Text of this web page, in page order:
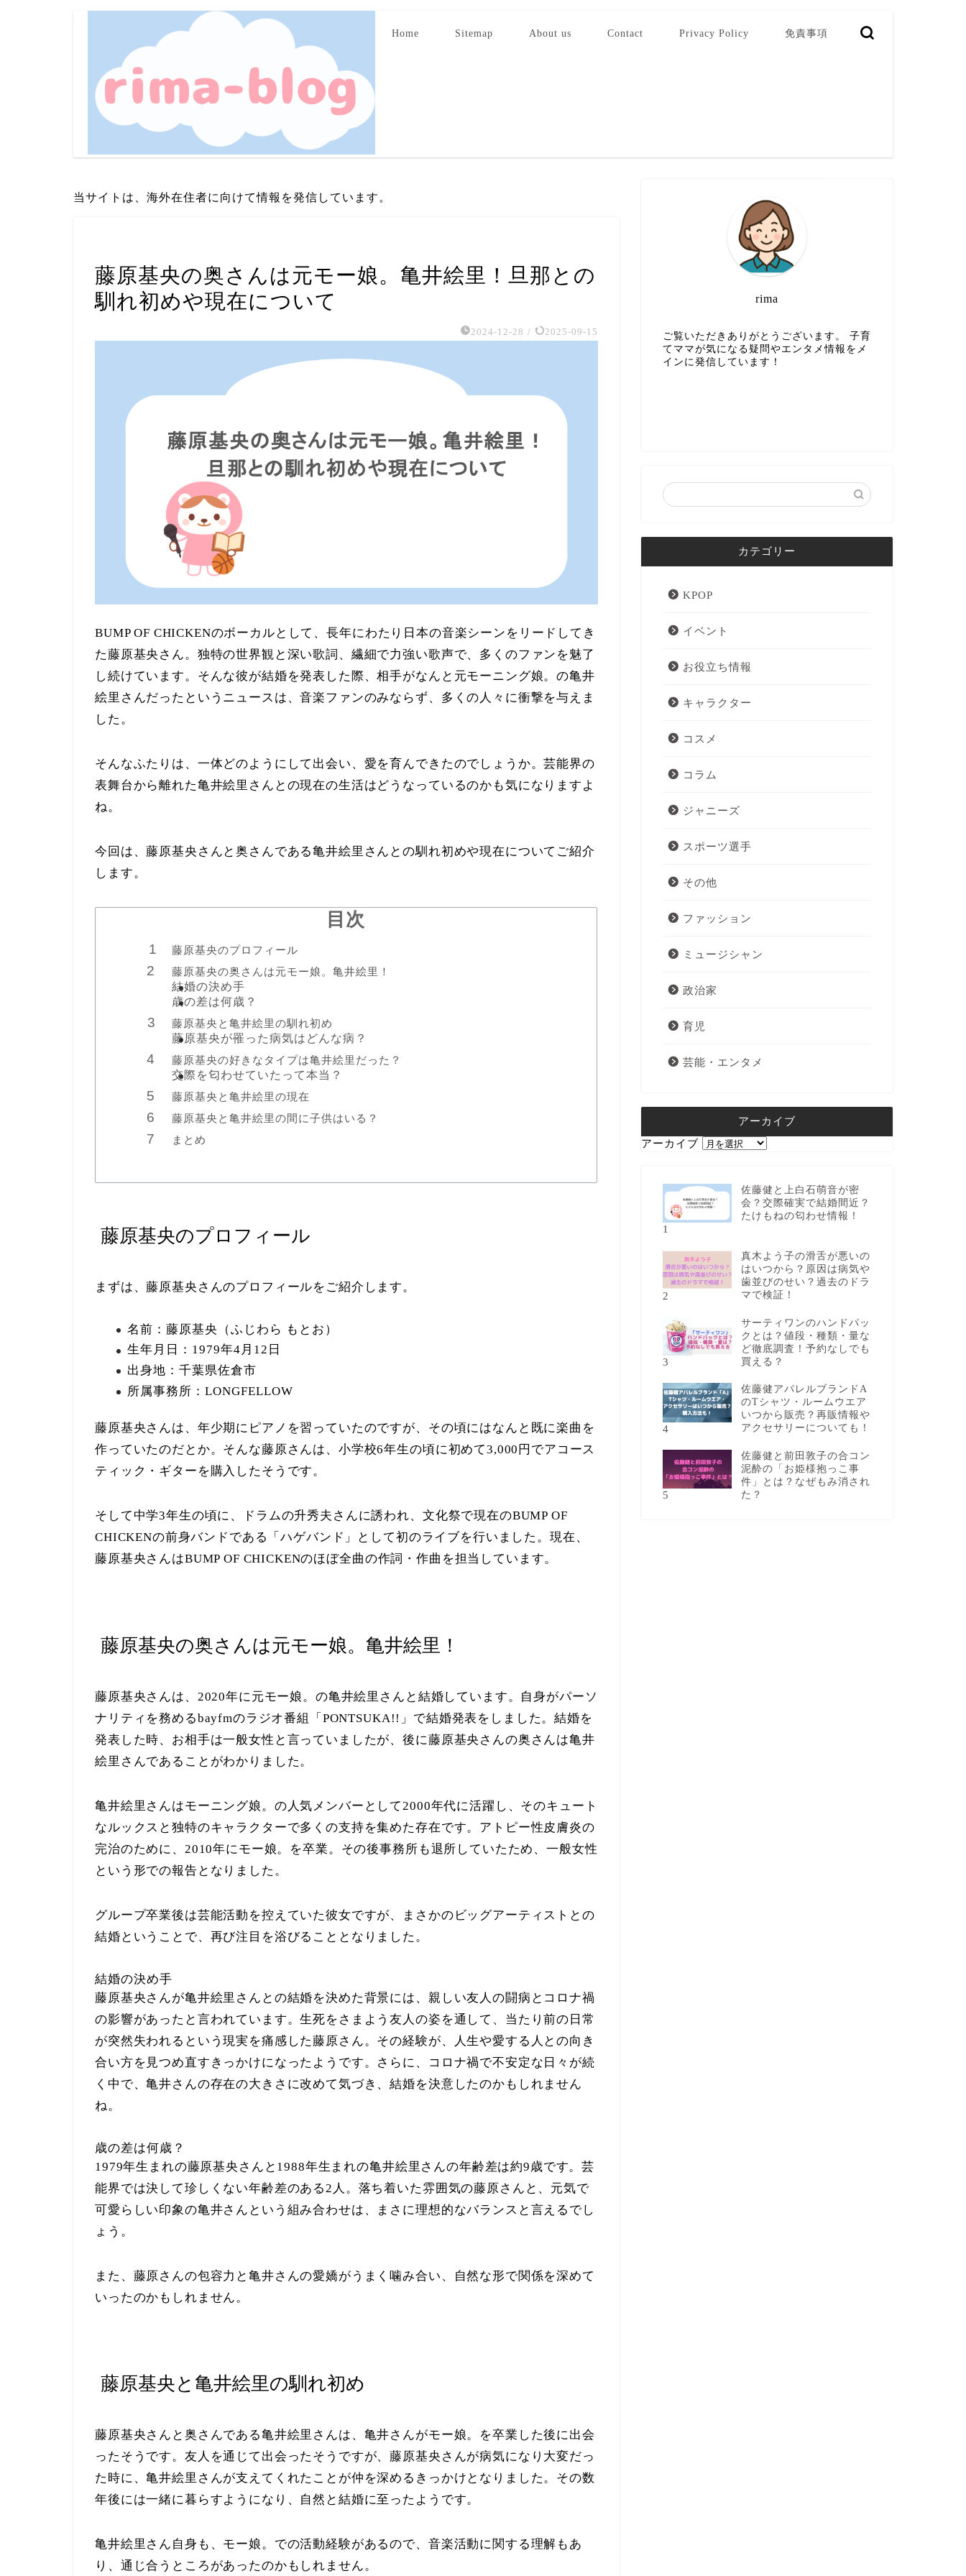
Home Sitemap About us Contact Privacy Policy 免責事項
当サイトは、海外在住者に向けて情報を発信しています。
藤原基央の奥さんは元モー娘。亀井絵里！旦那との
馴れ初めや現在について
2024-12-28 / 2025-09-15
BUMP OF CHICKENのボーカルとして、長年にわたり日本の音楽シーンをリードしてき
た藤原基央さん。独特の世界観と深い歌詞、繊細で力強い歌声で、多くのファンを魅了
し続けています。そんな彼が結婚を発表した際、相手がなんと元モーニング娘。の亀井
絵里さんだったというニュースは、音楽ファンのみならず、多くの人々に衝撃を与えま
した。
そんなふたりは、一体どのようにして出会い、愛を育んできたのでしょうか。芸能界の
表舞台から離れた亀井絵里さんとの現在の生活はどうなっているのかも気になりますよ
ね。
今回は、藤原基央さんと奥さんである亀井絵里さんとの馴れ初めや現在についてご紹介
します。
目次
藤原基央のプロフィール
藤原基央の奥さんは元モー娘。亀井絵里！
結婚の決め手
歳の差は何歳？
藤原基央と亀井絵里の馴れ初め
藤原基央が罹った病気はどんな病？
藤原基央の好きなタイプは亀井絵里だった？
交際を匂わせていたって本当？
藤原基央と亀井絵里の現在
藤原基央と亀井絵里の間に子供はいる？
まとめ
藤原基央のプロフィール
まずは、藤原基央さんのプロフィールをご紹介します。
名前：藤原基央（ふじわら もとお）
生年月日：1979年4月12日
出身地：千葉県佐倉市
所属事務所：LONGFELLOW
藤原基央さんは、年少期にピアノを習っていたのですが、その頃にはなんと既に楽曲を
作っていたのだとか。そんな藤原さんは、小学校6年生の頃に初めて3,000円でアコース
ティック・ギターを購入したそうです。
そして中学3年生の頃に、ドラムの升秀夫さんに誘われ、文化祭で現在のBUMP OF
CHICKENの前身バンドである「ハゲバンド」として初のライブを行いました。現在、
藤原基央さんはBUMP OF CHICKENのほぼ全曲の作詞・作曲を担当しています。
藤原基央の奥さんは元モー娘。亀井絵里！
藤原基央さんは、2020年に元モー娘。の亀井絵里さんと結婚しています。自身がパーソ
ナリティを務めるbayfmのラジオ番組「PONTSUKA!!」で結婚発表をしました。結婚を
発表した時、お相手は一般女性と言っていましたが、後に藤原基央さんの奥さんは亀井
絵里さんであることがわかりました。
亀井絵里さんはモーニング娘。の人気メンバーとして2000年代に活躍し、そのキュート
なルックスと独特のキャラクターで多くの支持を集めた存在です。アトピー性皮膚炎の
完治のために、2010年にモー娘。を卒業。その後事務所も退所していたため、一般女性
という形での報告となりました。
グループ卒業後は芸能活動を控えていた彼女ですが、まさかのビッグアーティストとの
結婚ということで、再び注目を浴びることとなりました。
結婚の決め手
藤原基央さんが亀井絵里さんとの結婚を決めた背景には、親しい友人の闘病とコロナ禍
の影響があったと言われています。生死をさまよう友人の姿を通して、当たり前の日常
が突然失われるという現実を痛感した藤原さん。その経験が、人生や愛する人との向き
合い方を見つめ直すきっかけになったようです。さらに、コロナ禍で不安定な日々が続
く中で、亀井さんの存在の大きさに改めて気づき、結婚を決意したのかもしれません
ね。
歳の差は何歳？
1979年生まれの藤原基央さんと1988年生まれの亀井絵里さんの年齢差は約9歳です。芸
能界では決して珍しくない年齢差のある2人。落ち着いた雰囲気の藤原さんと、元気で
可愛らしい印象の亀井さんという組み合わせは、まさに理想的なバランスと言えるでし
ょう。
また、藤原さんの包容力と亀井さんの愛嬌がうまく噛み合い、自然な形で関係を深めて
いったのかもしれません。
藤原基央と亀井絵里の馴れ初め
藤原基央さんと奥さんである亀井絵里さんは、亀井さんがモー娘。を卒業した後に出会
ったそうです。友人を通じて出会ったそうですが、藤原基央さんが病気になり大変だっ
た時に、亀井絵里さんが支えてくれたことが仲を深めるきっかけとなりました。その数
年後には一緒に暮らすようになり、自然と結婚に至ったようです。
亀井絵里さん自身も、モー娘。での活動経験があるので、音楽活動に関する理解もあ
り、通じ合うところがあったのかもしれません。
rima
ご覧いただきありがとうございます。 子育
てママが気になる疑問やエンタメ情報をメ
インに発信しています！
カテゴリー
KPOP
イベント
お役立ち情報
キャラクター
コスメ
コラム
ジャニーズ
スポーツ選手
その他
ファッション
ミュージシャン
政治家
育児
芸能・エンタメ
アーカイブ
アーカイブ
1
佐藤健と上白石萌音が密
会？交際確実で結婚間近？
たけもねの匂わせ情報！
2
真木よう子の滑舌が悪いの
はいつから？原因は病気や
歯並びのせい？過去のドラ
マで検証！
3
サーティワンのハンドパッ
クとは？値段・種類・量な
ど徹底調査！予約なしでも
買える？
4
佐藤健アパレルブランドA
のTシャツ・ルームウエア
いつから販売？再販情報や
アクセサリーについても！
5
佐藤健と前田敦子の合コン
泥酔の「お姫様抱っこ事
件」とは？なぜもみ消され
た？